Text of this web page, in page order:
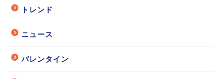
トレンド
ニュース
バレンタイン